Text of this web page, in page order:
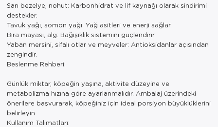
Sarı bezelye, nohut: Karbonhidrat ve lif kaynağı olarak sindirimi
destekler.
Tavuk yağı, somon yağı: Yağ asitleri ve enerji sağlar.
Bira mayası, alg: Bağışıklık sistemini güçlendirir.
Yaban mersini, sifalı otlar ve meyveler: Antioksidanlar açısından
zengindir.
Beslenme Rehberi:
Günlük miktar, köpeğin yaşına, aktivite düzeyine ve
metabolizma hızına göre ayarlanmalıdır. Ambalaj üzerindeki
önerilere başvurarak, köpeğiniz için ideal porsiyon büyüklüklerini
belirleyin.
Kullanım Talimatları: